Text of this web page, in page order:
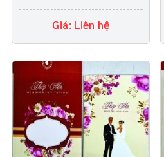
Giá: Liên hệ